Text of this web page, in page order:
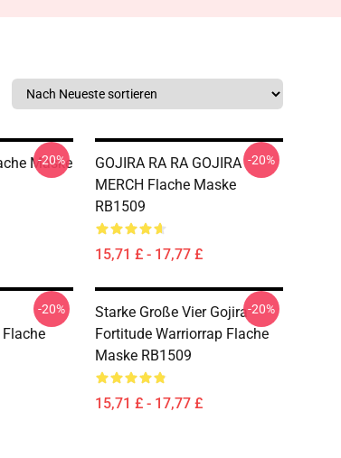
Maske
-20%
GOJIRA RA RA GOJIRA
MERCH Flache Maske
RB1509
15,71 £ - 17,77 £
-20%
-20%
Starke Große Vier Gojira
Fortitude Warriorrap Flache
Maske RB1509
15,71 £ - 17,77 £
-20%